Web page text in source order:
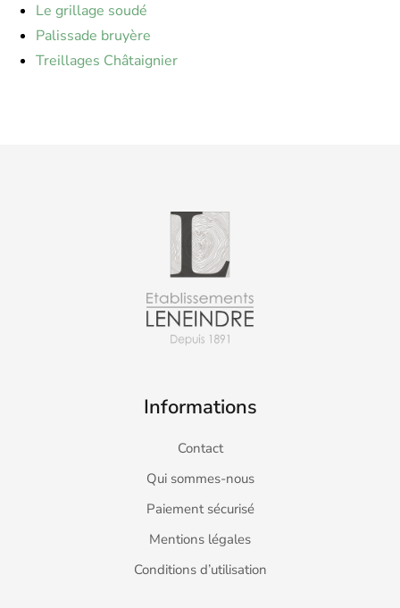
Le grillage soudé
Palissade bruyère
Treillages Châtaignier
Informations
Contact
Qui sommes-nous
Paiement sécurisé
Mentions légales
Conditions d’utilisation